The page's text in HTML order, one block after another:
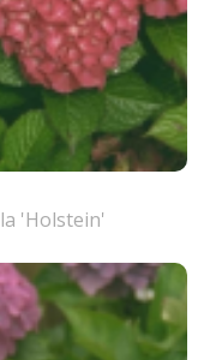
'Holstein'